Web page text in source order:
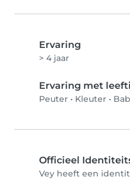
Ervaring
> 4 jaar
Ervaring met
Peuter • Kleuter •
Officieel
Vey heeft een